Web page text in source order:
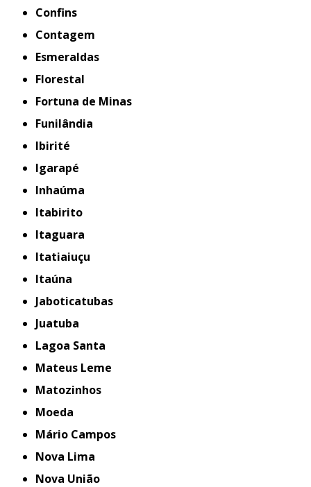
Confins
Contagem
Esmeraldas
Florestal
Fortuna de Minas
Funilândia
Ibirité
Igarapé
Inhaúma
Itabirito
Itaguara
Itatiaiuçu
Itaúna
Jaboticatubas
Juatuba
Lagoa Santa
Mateus Leme
Matozinhos
Moeda
Mário Campos
Nova Lima
Nova União